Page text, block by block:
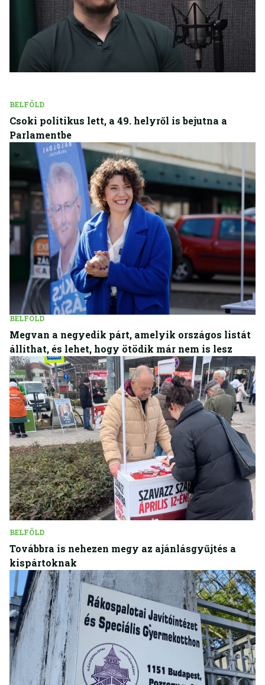
BELFÖLD
Csoki politikus lett, a 49. helyről is bejutna a
Parlamentbe
BELFÖLD
Megvan a negyedik párt, amelyik országos listát
állíthat, és lehet, hogy ötödik már nem is lesz
BELFÖLD
Továbbra is nehezen megy az ajánlásgyűjtés a
kispártoknak